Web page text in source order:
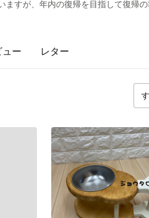
すが、年内の復帰を目指して復帰
ュー レター